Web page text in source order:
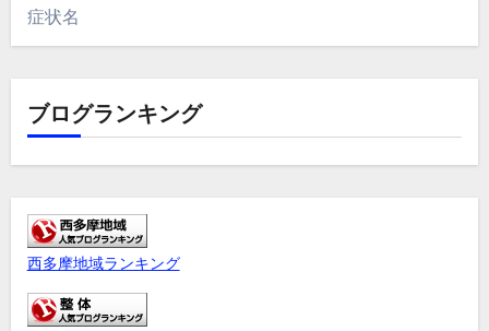
症状名
ブログランキング
西多摩地域ランキング